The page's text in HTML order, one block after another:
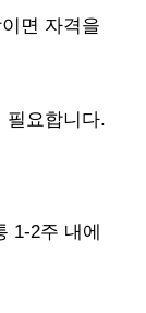
면 자격을
필요합니다.
1-2주 내에